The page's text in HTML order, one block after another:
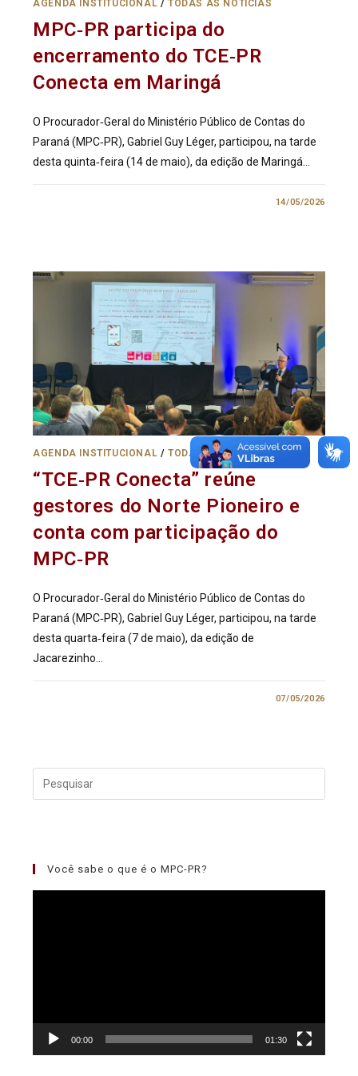
AGENDA INSTITUCIONAL /TODAS AS NOTÍCIAS
MPC‑PR participa do
encerramento do TCE‑PR
Conecta em Maringá
O Procurador‑Geral do Ministério Público de Contas do
Paraná (MPC‑PR), Gabriel Guy Léger, participou, na tarde
desta quinta‑feira (14 de maio), da edição de Maringá…
14/05/2026
AGENDA INSTITUCIONAL /TODAS AS NOTÍCIAS
“TCE‑PR Conecta” reúne
gestores do Norte Pioneiro e
conta com participação do
MPC‑PR
O Procurador‑Geral do Ministério Público de Contas do
Paraná (MPC‑PR), Gabriel Guy Léger, participou, na tarde
desta quarta‑feira (7 de maio), da edição de
Jacarezinho…
07/05/2026
Você sabe o que é o MPC-PR?
00:00 01:30